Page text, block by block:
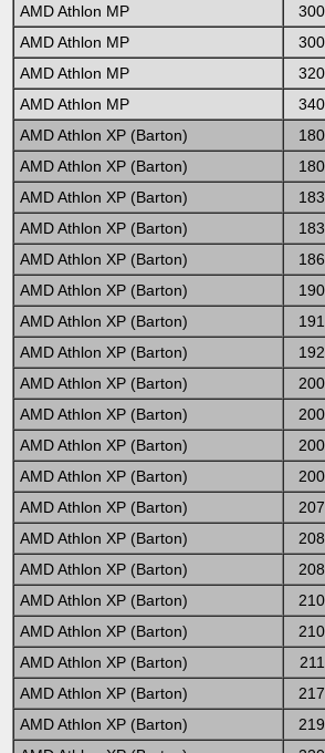
AMD Athlon MP
AMD Athlon MP
AMD Athlon MP
AMD Athlon MP
AMD Athlon XP (Barton)
AMD Athlon XP (Barton)
AMD Athlon XP (Barton)
AMD Athlon XP (Barton)
AMD Athlon XP (Barton)
AMD Athlon XP (Barton)
AMD Athlon XP (Barton)
AMD Athlon XP (Barton)
AMD Athlon XP (Barton)
AMD Athlon XP (Barton)
AMD Athlon XP (Barton)
AMD Athlon XP (Barton)
AMD Athlon XP (Barton)
AMD Athlon XP (Barton)
AMD Athlon XP (Barton)
AMD Athlon XP (Barton)
AMD Athlon XP (Barton)
AMD Athlon XP (Barton)
AMD Athlon XP (Barton)
AMD Athlon XP (Barton)